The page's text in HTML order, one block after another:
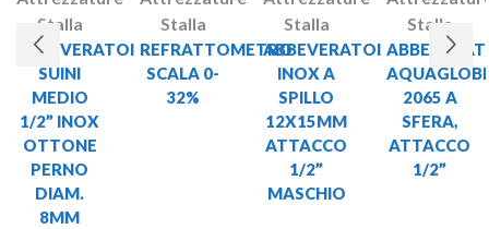
Stalla
ABBEVERATOI
SUINI
MEDIO
1/2” INOX
OTTONE
PERNO
DIAM.
8MM
Stalla
REFRATTOMETRO
SCALA 0-
32%
Stalla
ABBEVERATOI
INOX A
SPILLO
12X15MM
ATTACCO
1/2”
MASCHIO
Stalla
2065 A
SFERA,
ATTACCO
1/2”